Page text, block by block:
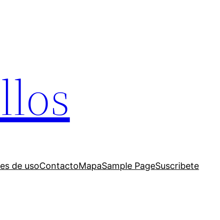
de usoContactoMapaSample PageSuscribete